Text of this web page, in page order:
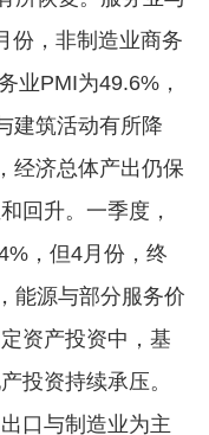
份，非制造业商务
业PMI为49.6%，
建筑活动有所降
经济总体产出仍保
回升。一季度，
，但4月份，终
能源与部分服务价
资产投资中，基
投资持续承压。
口与制造业为主